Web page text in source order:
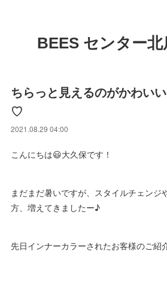
BEES センター
ちらっと見えるのがかわい
♡
2021.08.29 04:00
こんにちは😃大久保です！
まだまだ暑いですが、スタイルチェンジ
方、増えてきましたー♪
先日インナーカラーされたお客様のご紹